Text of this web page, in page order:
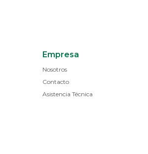
Empresa
Nosotros
Contacto
Asistencia Técnica